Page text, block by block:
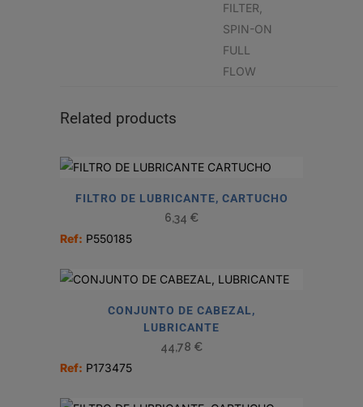
FILTER,
SPIN-ON
FULL
FLOW
Related products
FILTRO DE LUBRICANTE, CARTUCHO
6,34 €
Ref: P550185
CONJUNTO DE CABEZAL,
LUBRICANTE
44,78 €
Ref: P173475